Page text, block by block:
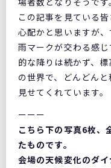
この記事を見ている
心配かと思いますが
雨マークが交わる感
的な降りは続かず、
の世界で、どんどん
見せてくれています。
ーーー
こちら下の写真6枚、
たものです。
会場の天候変化のダ